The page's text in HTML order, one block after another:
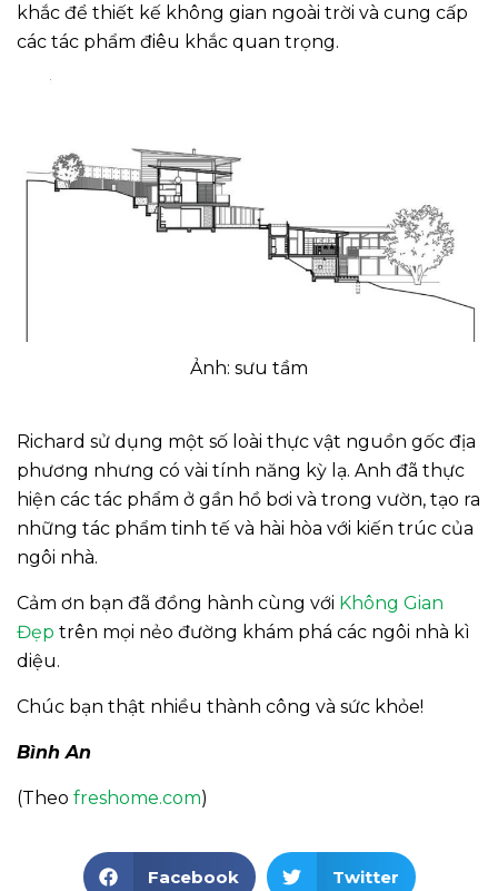
khắc để thiết kế không gian ngoài trời và cung cấp
các tác phẩm điêu khắc quan trọng.
Ảnh: sưu tầm
Richard sử dụng một số loài thực vật nguồn gốc địa
phương nhưng có vài tính năng kỳ lạ. Anh đã thực
hiện các tác phẩm ở gần hồ bơi và trong vườn, tạo ra
những tác phẩm tinh tế và hài hòa với kiến trúc của
ngôi nhà.
Cảm ơn bạn đã đồng hành cùng với Không Gian
Đẹp trên mọi nẻo đường khám phá các ngôi nhà kì
diệu.
Chúc bạn thật nhiều thành công và sức khỏe!
Bình An
(Theo freshome.com)
Facebook Twitter